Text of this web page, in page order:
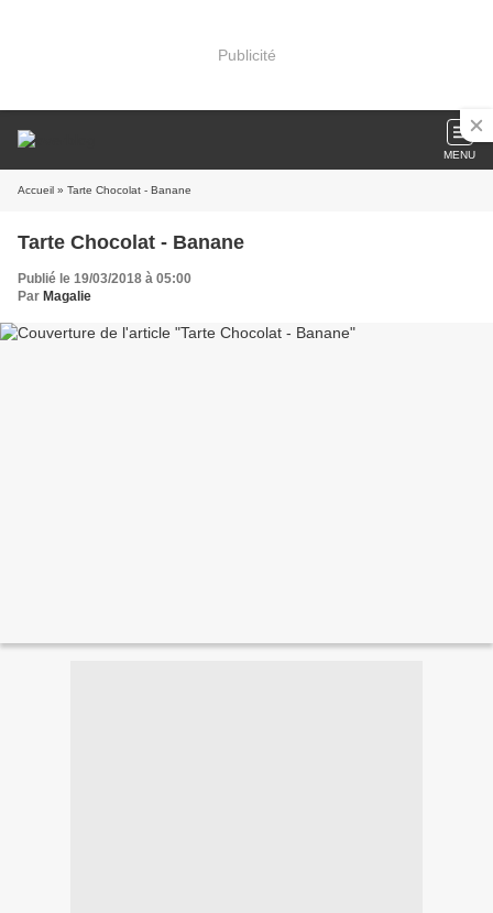
Publicité
MENU
Accueil » Tarte Chocolat - Banane
Tarte Chocolat - Banane
Publié le 19/03/2018 à 05:00
Par Magalie